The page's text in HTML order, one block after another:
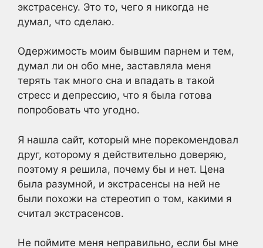
экстрасенсу. Это то, чего я никогда не
думал, что сделаю.
Одержимость моим бывшим парнем и тем,
думал ли он обо мне, заставляла меня
терять так много сна и впадать в такой
стресс и депрессию, что я была готова
попробовать что угодно.
Я нашла сайт, который мне порекомендовал
друг, которому я действительно доверяю,
поэтому я решила, почему бы и нет. Цена
была разумной, и экстрасенсы на ней не
были похожи на стереотип о том, какими я
считал экстрасенсов.
Не поймите меня неправильно, если бы мне